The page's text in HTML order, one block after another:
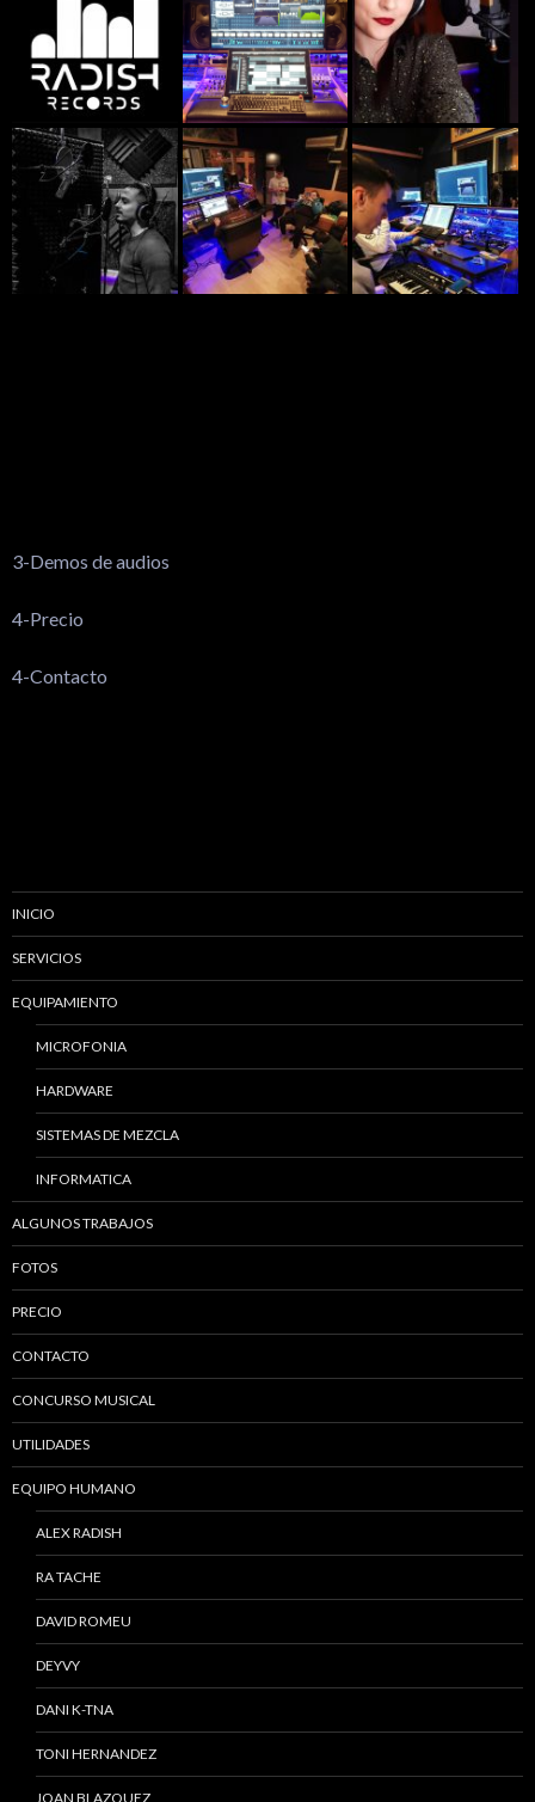
3-Demos de audios
4-Precio
4-Contacto
INICIO
SERVICIOS
EQUIPAMIENTO
MICROFONIA
HARDWARE
SISTEMAS DE MEZCLA
INFORMATICA
ALGUNOS TRABAJOS
FOTOS
PRECIO
CONTACTO
CONCURSO MUSICAL
UTILIDADES
EQUIPO HUMANO
ALEX RADISH
RA TACHE
DAVID ROMEU
DEYVY
DANI K-TNA
TONI HERNANDEZ
JOAN BLAZQUEZ